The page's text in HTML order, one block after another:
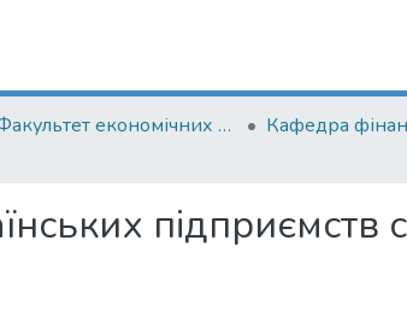
Факультет економічних наук Кафедра